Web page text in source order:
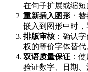
在句子扩展或缩短
重新插入图形 ：
嵌入到图形中时，
排版审核：确认字
权的等价字体替代
双语质量保证 ：
验证数字、日期、